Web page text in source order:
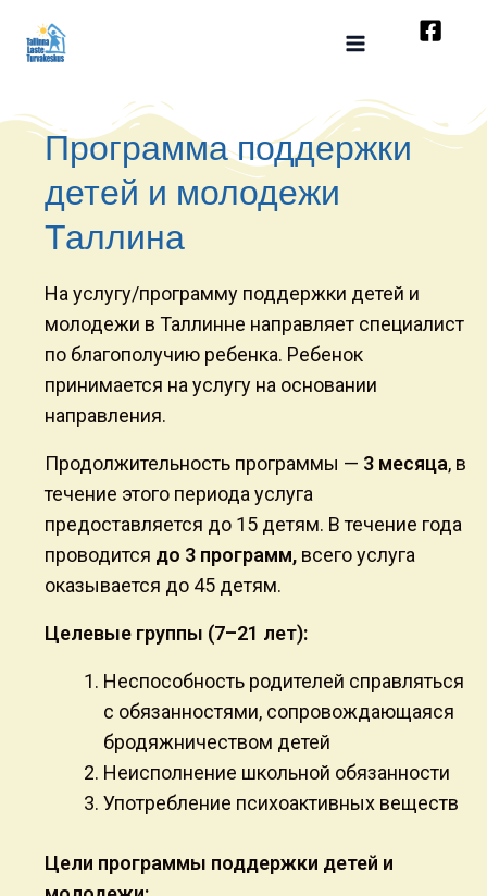
Программа поддержки
детей и молодежи
Таллина
На услугу/программу поддержки детей и
молодежи в Таллинне направляет специалист
по благополучию ребенка. Ребенок
принимается на услугу на основании
направления.
Продолжительность программы — 3 месяца, в
течение этого периода услуга
предоставляется до 15 детям. В течение года
проводится до 3 программ, всего услуга
оказывается до 45 детям.
Целевые группы (7–21 лет):
Неспособность родителей справляться
с обязанностями, сопровождающаяся
бродяжничеством детей
Неисполнение школьной обязанности
Употребление психоактивных веществ
Цели программы поддержки детей и